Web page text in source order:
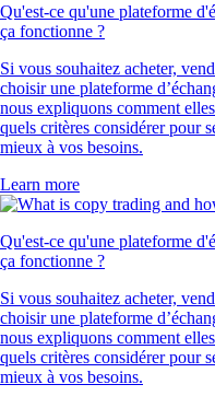
Qu'est-ce qu'une plateforme
ça fonctionne ?
Si vous souhaitez acheter,
choisir une plateforme
nous expliquons comment
quels critères considérer pour
mieux à vos besoins.
Learn more
Qu'est-ce qu'une plateforme
ça fonctionne ?
Si vous souhaitez acheter,
choisir une plateforme
nous expliquons comment
quels critères considérer pour
mieux à vos besoins.